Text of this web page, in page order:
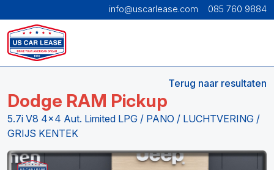
info@uscarlease.com 085 760 9884
Terug naar resultaten
Dodge RAM Pickup
5.7i V8 4x4 Aut. Limited LPG / PANO / LUCHTVERING /
GRIJS KENTEK